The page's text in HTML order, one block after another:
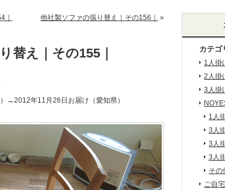
｜ 他社製ソファの張り替え｜その156｜ »
替え｜その155｜
→2012年11月26日お届け（愛知県）
カテゴ
1人掛
2人掛
3人掛
1人
3人
3人
3人
その
ご自